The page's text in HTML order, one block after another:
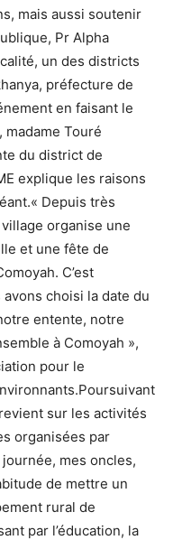
mais aussi soutenir
Pr Alpha
un des districts
préfecture de
en faisant le
Touré
du district de
explique les raisons
Depuis très
organise une
et une fête de
C’est
choisi la date du
entente, notre
à Comoyah »,
pour le
sur les activités
organisées par
journée, mes oncles,
de mettre un
rural de
par l’éducation, la